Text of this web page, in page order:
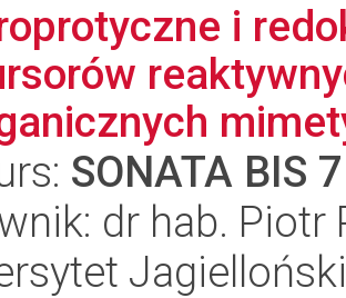
i
SONATA BIS 7
dr hab. Piotr